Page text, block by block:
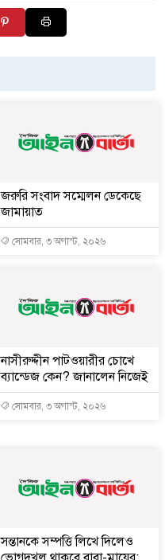
জরুরি সংবাদ সম্মেলন ডেকেছে
জামায়াত
সোমবার, ৩ অগাস্ট, ২০২৬
নাসীরুদ্দীন পাটওয়ারীর চোখে
ব্যান্ডেজ কেন? জানালেন নিজেই
সোমবার, ৩ অগাস্ট, ২০২৬
সন্তানকে সম্পত্তি লিখে দিলেও